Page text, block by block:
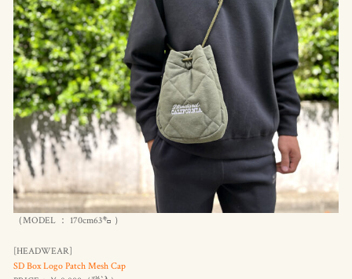
（MODEL ： 170cm63㌔ ）
[HEADWEAR]
SD Box Logo Patch Mesh Cap